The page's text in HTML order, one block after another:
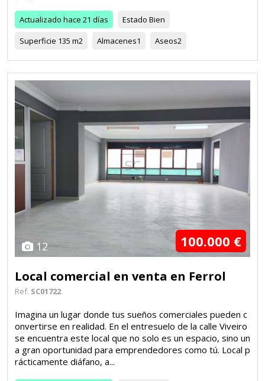
Actualizado hace 21 días Estado Bien
Superficie 135 m2 Almacenes1 Aseos2
12 100.000 €
Local comercial en venta en Ferrol
Ref. SC01722
Imagina un lugar donde tus sueños comerciales pueden c
onvertirse en realidad. En el entresuelo de la calle Viveiro
se encuentra este local que no solo es un espacio, sino un
a gran oportunidad para emprendedores como tú. Local p
rácticamente diáfano, a...